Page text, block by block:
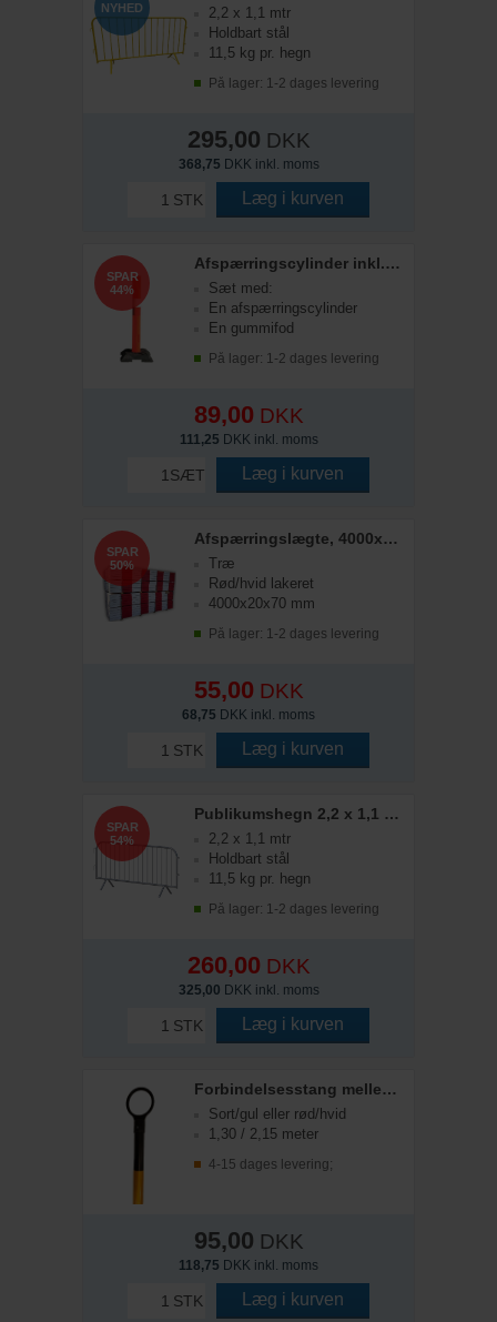
2,2 x 1,1 mtr
Holdbart stål
11,5 kg pr. hegn
På lager: 1-2 dages levering
295,00 DKK
368,75 DKK inkl. moms
STK Læg i kurven
NYHED
Afspærringscylinder inkl. fod
Sæt med:
En afspærringscylinder
En gummifod
På lager: 1-2 dages levering
89,00 DKK
111,25 DKK inkl. moms
SÆT Læg i kurven
SPAR
44%
Afspærringslægte, 4000x20x70 mm
Træ
Rød/hvid lakeret
4000x20x70 mm
På lager: 1-2 dages levering
55,00 DKK
68,75 DKK inkl. moms
STK Læg i kurven
SPAR
50%
Publikumshegn 2,2 x 1,1 mtr
2,2 x 1,1 mtr
Holdbart stål
11,5 kg pr. hegn
På lager: 1-2 dages levering
260,00 DKK
325,00 DKK inkl. moms
STK Læg i kurven
SPAR
54%
Forbindelsesstang mellem kegler - justerbar
Sort/gul eller rød/hvid
1,30 / 2,15 meter
4-15 dages levering;
95,00 DKK
118,75 DKK inkl. moms
STK Læg i kurven